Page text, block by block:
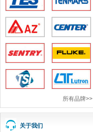
所有品牌>>
关于我们